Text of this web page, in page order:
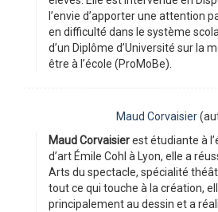
l’envie d’apporter une attention
en difficulté́ dans le système
d’un Diplôme d’Université sur la
être à l’école (ProMoBe).
Maud Corvaisier
Maud Corvaisierest étudiante à
d’art Émile Cohl à Lyon, elle a
Arts du spectacle, spécialité
tout ce qui touche à la création,
principalement au dessin et a